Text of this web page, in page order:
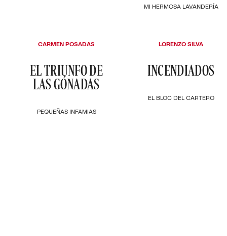
MI HERMOSA LAVANDERÍA
PEQUEÑAS INFAMIAS
EL TRIUNFO DE
LAS GÓNADAS
CARMEN POSADAS
EL BLOC DEL CARTERO
INCENDIADOS
LORENZO SILVA